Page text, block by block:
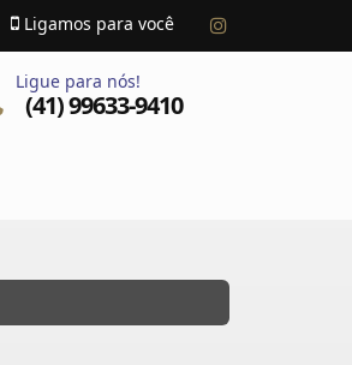
Ligamos para você
Ligue para nós!
(41) 99633-9410